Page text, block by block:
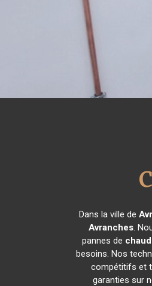
Dans la ville de
Avranches.
pannes de
besoins. Nos
compétitifs et
garanties sur